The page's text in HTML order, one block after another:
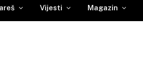
Vijesti Magazin